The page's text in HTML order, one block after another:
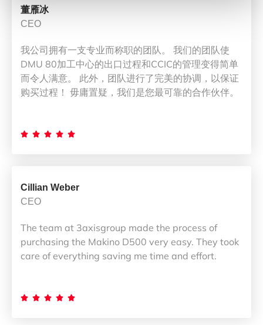
董雁冰
CEO
我公司拥有一支专业而称职的团队。 我们的团队使
DMU 80加工中心的出口过程和CCIC的管理变得简单
而令人满意。 此外，团队进行了完美的协调，以保证
购买过程！ 毋庸置疑，我们是您最可靠的合作伙伴。
    
Cillian Weber
CEO
The team at 3axisgroup made the process of
purchasing the Makino D500 very easy. They took
care of everything saving me time and effort.
    